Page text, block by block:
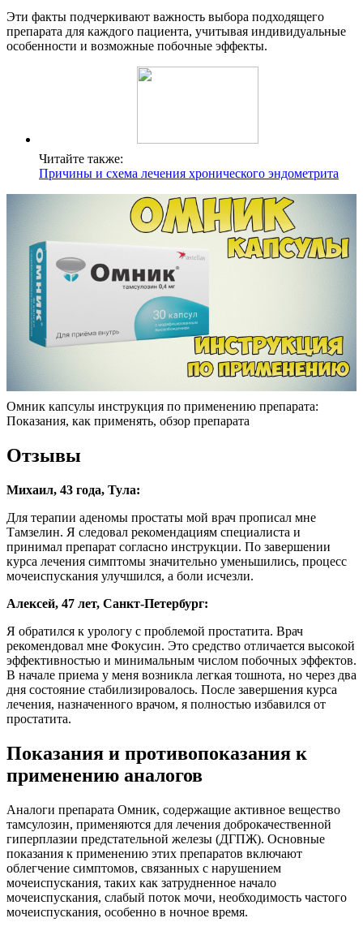
Эти факты подчеркивают важность выбора подходящего
препарата для каждого пациента, учитывая индивидуальные
особенности и возможные побочные эффекты.
Читайте также:
Причины и схема лечения хронического эндометрита
Омник капсулы инструкция по применению препарата:
Показания, как применять, обзор препарата
Отзывы
Михаил, 43 года, Тула:
Для терапии аденомы простаты мой врач прописал мне
Тамзелин. Я следовал рекомендациям специалиста и
принимал препарат согласно инструкции. По завершении
курса лечения симптомы значительно уменьшились, процесс
мочеиспускания улучшился, а боли исчезли.
Алексей, 47 лет, Санкт-Петербург:
Я обратился к урологу с проблемой простатита. Врач
рекомендовал мне Фокусин. Это средство отличается высокой
эффективностью и минимальным числом побочных эффектов.
В начале приема у меня возникла легкая тошнота, но через два
дня состояние стабилизировалось. После завершения курса
лечения, назначенного врачом, я полностью избавился от
простатита.
Показания и противопоказания к
применению аналогов
Аналоги препарата Омник, содержащие активное вещество
тамсулозин, применяются для лечения доброкачественной
гиперплазии предстательной железы (ДГПЖ). Основные
показания к применению этих препаратов включают
облегчение симптомов, связанных с нарушением
мочеиспускания, таких как затрудненное начало
мочеиспускания, слабый поток мочи, необходимость частого
мочеиспускания, особенно в ночное время.